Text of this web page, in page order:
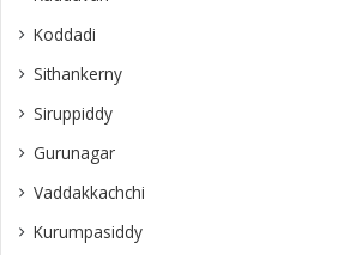
Koddadi
Sithankerny
Siruppiddy
Gurunagar
Vaddakkachchi
Kurumpasiddy